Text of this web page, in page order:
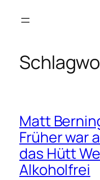
Inhalt
Matt
Früher war
das Hütt
Alkoholfrei